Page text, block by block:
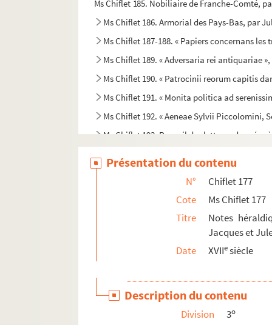
Ms Chiflet 185. Nobiliaire de Franche-Comté,
Ms Chiflet 186. Armorial des Pays-Bas, par
Ms Chiflet 187-188. « Papiers concernans
Ms Chiflet 189. « Adversaria rei antiquariae
Ms Chiflet 190. « Patrocinii reorum capitis
Ms Chiflet 191. « Monita politica ad
Ms Chiflet 192. « Aeneae Sylvii Piccolomini,
Ms Chiflet 193. Recueil des lettres
Ms Chiflet 198. « Recueil des arrêts de M.
Ms Chiflet 199. Questions de jurisprudence
Ms Chiflet 201. « Les ordonnances de la
Ms Chiflet 202. Chroniques en vers et en
Présentation du contenu
N°
Chiflet 177
Cote
Ms Chiflet 177
Titre
Notes
Jacques et
Date
XVIIesiècle
Description du contenu
Division 3o